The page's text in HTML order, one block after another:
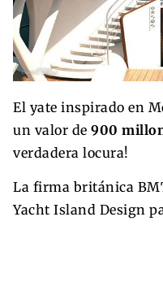
El yate inspirado en
un valor de 900
verdadera locura!
La firma británica
Yacht Island Design